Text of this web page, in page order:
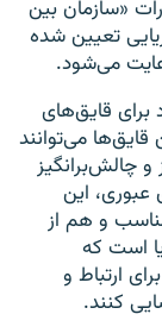
«سازمان بین
تعیین شده
می‌شود.
قایق‌های
می‌توانند
چالش‌برانگیز
این
و هم از
است که
ارتباط و
کنند.